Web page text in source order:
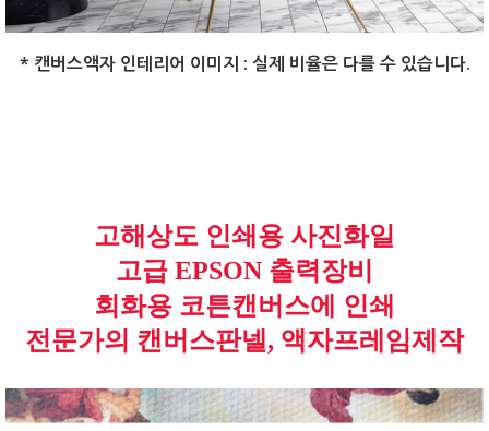
* 캔버스액자 인테리어 이미지 : 실제 비율은 다를 수 있습니다.
고해상도 인쇄용 사진화일
고급 EPSON 출력장비
회화용 코튼캔버스에 인쇄
전문가의 캔버스판넬, 액자프레임제작